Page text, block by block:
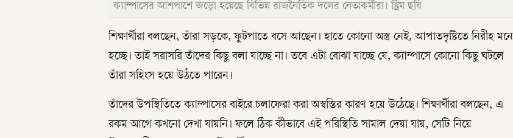
ক্যাম্পাসের আশপাশে জড়ো হয়েছে বিভিন্ন রাজনৈতিক দলের নেতাকর্মীরা। স্ট্রিম ছবি
শিক্ষার্থীরা বলছেন, তাঁরা সড়কে, ফুটপাতে বসে আছেন। হাতে কোনো অস্ত্র নেই, আপাতদৃষ্টিতে নিরীহ মনে
হচ্ছে। তাই সরাসরি তাঁদের কিছু বলা যাচ্ছে না। তবে এটা বোঝা যাচ্ছে যে, ক্যাম্পাসে কোনো কিছু ঘটলে
তাঁরা সহিংস হয়ে উঠতে পারেন।
তাঁদের উপস্থিতিতে ক্যাম্পাসের বাইরে চলাফেরা করা অস্বস্তির কারণ হয়ে উঠেছে। শিক্ষার্থীরা বলছেন, এ
রকম আগে কখনো দেখা যায়নি। ফলে ঠিক কীভাবে এই পরিস্থিতি সামাল দেয়া যায়, সেটি নিয়ে